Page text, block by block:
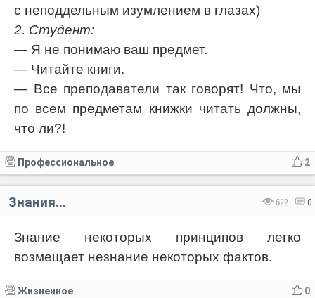
с неподдельным изумлением в глазах)
2. Студент:
— Я не понимаю ваш предмет.
— Читайте книги.
— Все преподаватели так говорят! Что, мы
по всем предметам книжки читать должны,
что ли?!
2
Профессиональное
622 0
Знания...
Знание некоторых принципов легко
возмещает незнание некоторых фактов.
0
Жизненное